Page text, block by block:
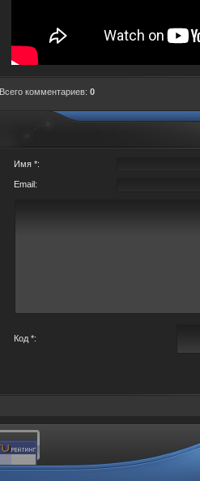
Всего комментариев: 0
Имя *:
Email:
Код *: